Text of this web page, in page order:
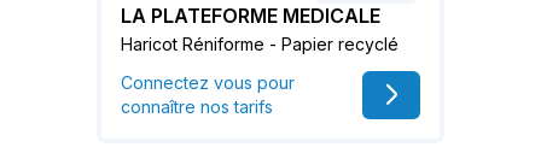
LA PLATEFORME MEDICALE
Haricot Réniforme - Papier recyclé
Connectez vous pour
connaître nos tarifs